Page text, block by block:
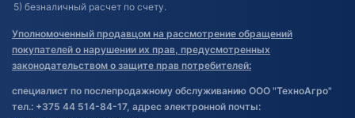
5) безналичный расчет по счету.
Уполномоченный продавцом на рассмотрение обращений
покупателей о нарушении их прав, предусмотренных
законодательством о защите прав потребителей:
специалист по послепродажному обслуживанию ООО "ТехноАгро"
тел.: +375 44 514-84-17, адрес электронной почты: